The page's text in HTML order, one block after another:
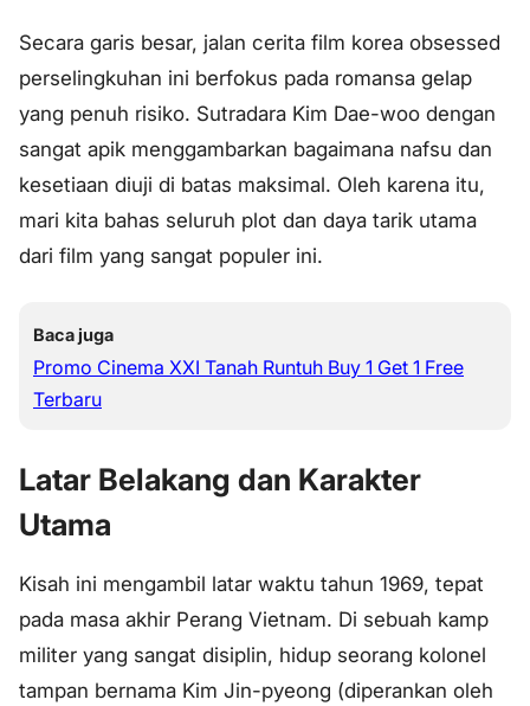
Secara garis besar, jalan cerita film korea obsessed
perselingkuhan ini berfokus pada romansa gelap
yang penuh risiko. Sutradara Kim Dae-woo dengan
sangat apik menggambarkan bagaimana nafsu dan
kesetiaan diuji di batas maksimal. Oleh karena itu,
mari kita bahas seluruh plot dan daya tarik utama
dari film yang sangat populer ini.
Baca juga
Promo Cinema XXI Tanah Runtuh Buy 1 Get 1 Free
Terbaru
Latar Belakang dan Karakter
Utama
Kisah ini mengambil latar waktu tahun 1969, tepat
pada masa akhir Perang Vietnam. Di sebuah kamp
militer yang sangat disiplin, hidup seorang kolonel
tampan bernama Kim Jin-pyeong (diperankan oleh